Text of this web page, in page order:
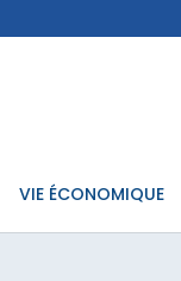
VIE ÉCONOMIQUE